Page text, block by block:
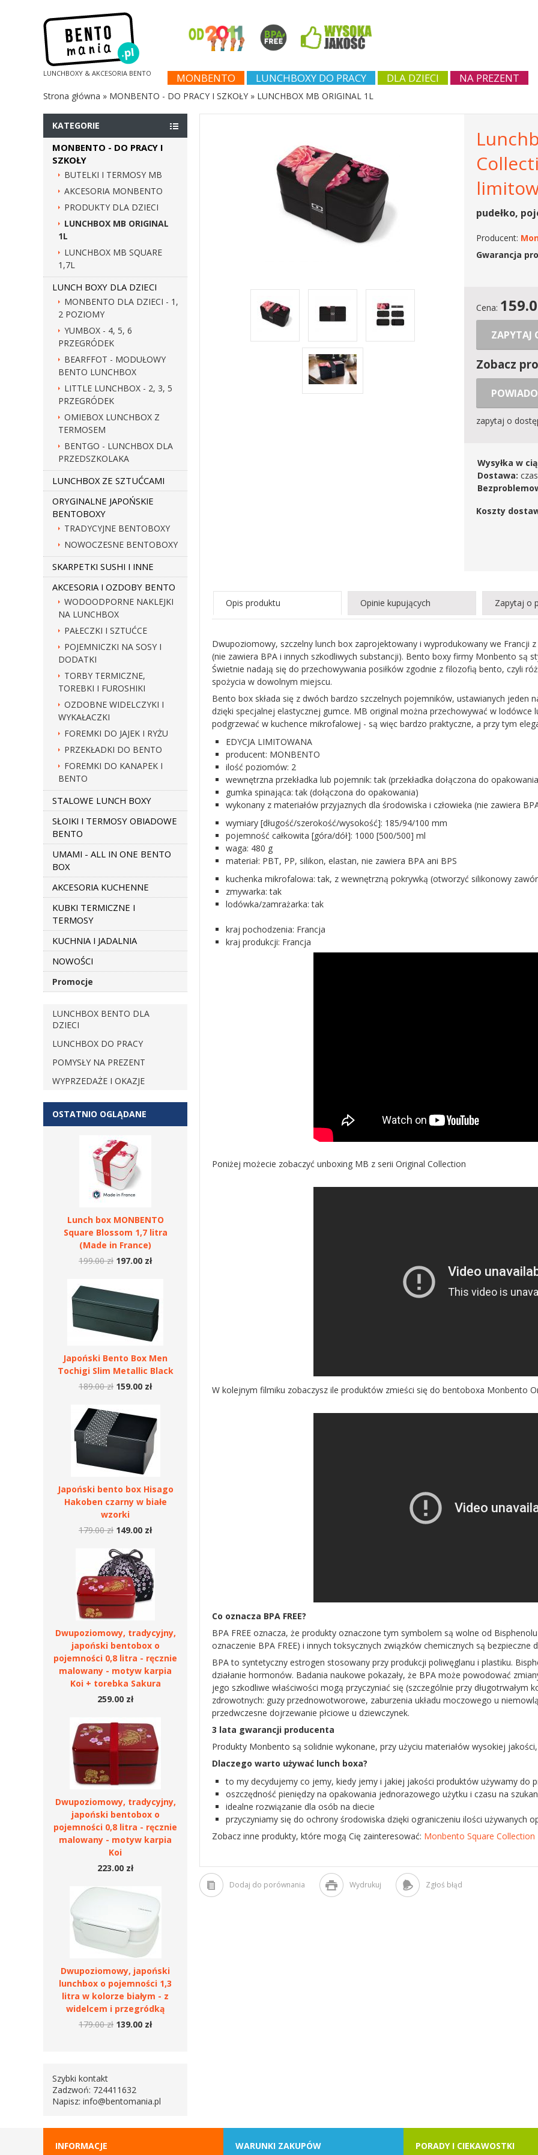
LUNCHBOXY & AKCESORIA BENTO MONBENTO LUNCHBOXY DO PRACY DLA DZIECI NA PREZENT
Strona główna » MONBENTO - DO PRACY I SZKOŁY » LUNCHBOX MB ORIGINAL 1L
KATEGORIE
MONBENTO - DO PRACY I
SZKOŁY
BUTELKI I TERMOSY MB
AKCESORIA MONBENTO
PRODUKTY DLA DZIECI
LUNCHBOX MB ORIGINAL
1L
LUNCHBOX MB SQUARE
1,7L
LUNCH BOXY DLA DZIECI
MONBENTO DLA DZIECI - 1,
2 POZIOMY
YUMBOX - 4, 5, 6
PRZEGRÓDEK
BEARFFOT - MODUŁOWY
BENTO LUNCHBOX
LITTLE LUNCHBOX - 2, 3, 5
PRZEGRÓDEK
OMIEBOX LUNCHBOX Z
TERMOSEM
BENTGO - LUNCHBOX DLA
PRZEDSZKOLAKA
LUNCHBOX ZE SZTUĆCAMI
ORYGINALNE JAPOŃSKIE
BENTOBOXY
TRADYCYJNE BENTOBOXY
NOWOCZESNE BENTOBOXY
SKARPETKI SUSHI I INNE
AKCESORIA I OZDOBY BENTO
WODOODPORNE NAKLEJKI
NA LUNCHBOX
PAŁECZKI I SZTUĆCE
POJEMNICZKI NA SOSY I
DODATKI
TORBY TERMICZNE,
TOREBKI I FUROSHIKI
OZDOBNE WIDELCZYKI I
WYKAŁACZKI
FOREMKI DO JAJEK I RYŻU
PRZEKŁADKI DO BENTO
FOREMKI DO KANAPEK I
BENTO
STALOWE LUNCH BOXY
SŁOIKI I TERMOSY OBIADOWE
BENTO
UMAMI - ALL IN ONE BENTO
BOX
AKCESORIA KUCHENNE
KUBKI TERMICZNE I
TERMOSY
KUCHNIA I JADALNIA
NOWOŚCI
Promocje
LUNCHBOX BENTO DLA
DZIECI
LUNCHBOX DO PRACY
POMYSŁY NA PREZENT
WYPRZEDAŻE I OKAZJE
pudełko,
Producent:
Gwarancja
Cena:
ZAPYTAJ
Zobacz
zapytaj o
Wysyłka w
Dostawa:
Koszty
Opis produktu Opinie kupujących Zapytaj o
Dwupoziomowy, szczelny lunch box zaprojektowany i wyprodukowany we Francji
(nie zawiera BPA i innych szkodliwych substancji). Bento boxy firmy Monbento są
Świetnie nadają się do przechowywania posiłków zgodnie z filozofią bento, czyli
spożycia w dowolnym miejscu.
Bento box składa się z dwóch bardzo szczelnych pojemników, ustawianych jeden
dzięki specjalnej elastycznej gumce. MB original można przechowywać w
podgrzewać w kuchence mikrofalowej - są więc bardzo praktyczne, a przy tym
EDYCJA LIMITOWANA
producent: MONBENTO
ilość poziomów: 2
wewnętrzna przekładka lub pojemnik: tak (przekładka dołączona do
gumka spinająca: tak (dołączona do opakowania)
wykonany z materiałów przyjaznych dla środowiska i człowieka (nie zawiera
wymiary [długość/szerokość/wysokość]: 185/94/100 mm
pojemność całkowita [góra/dół]: 1000 [500/500] ml
waga: 480 g
materiał: PBT, PP, silikon, elastan, nie zawiera BPA ani BPS
kuchenka mikrofalowa: tak, z wewnętrzną pokrywką (otworzyć silikonowy
zmywarka: tak
lodówka/zamrażarka: tak
kraj pochodzenia: Francja
kraj produkcji: Francja
Poniżej możecie zobaczyć unboxing MB z serii Original Collection
W kolejnym filmiku zobaczysz ile produktów zmieści się do bentoboxa Monbento
Co oznacza BPA FREE?
BPA FREE oznacza, że produkty oznaczone tym symbolem są wolne od
oznaczenie BPA FREE) i innych toksycznych związków chemicznych są bezpieczne
BPA to syntetyczny estrogen stosowany przy produkcji poliwęglanu i plastiku.
działanie hormonów. Badania naukowe pokazały, że BPA może powodować
jego szkodliwe właściwości mogą przyczyniać się (szczególnie przy
zdrowotnych: guzy przednowotworowe, zaburzenia układu moczowego u
przedwczesne dojrzewanie płciowe u dziewczynek.
3 lata gwarancji producenta
Produkty Monbento są solidnie wykonane, przy użyciu materiałów wysokiej
Dlaczego warto używać lunch boxa?
to my decydujemy co jemy, kiedy jemy i jakiej jakości produktów używamy do
oszczędność pieniędzy na opakowania jednorazowego użytku i czasu na
idealne rozwiązanie dla osób na diecie
przyczyniamy się do ochrony środowiska dzięki ograniczeniu ilości używanych
Zobacz inne produkty, które mogą Cię zainteresować: Monbento Square Collection
Dodaj do porównania Wydrukuj Zgłoś błąd
OSTATNIO OGLĄDANE
Lunch box MONBENTO
Square Blossom 1,7 litra
(Made in France)
199.00 zł 197.00 zł
Japoński Bento Box Men
Tochigi Slim Metallic Black
189.00 zł 159.00 zł
Japoński bento box Hisago
Hakoben czarny w białe
wzorki
179.00 zł 149.00 zł
Dwupoziomowy, tradycyjny,
japoński bentobox o
pojemności 0,8 litra - ręcznie
malowany - motyw karpia
Koi + torebka Sakura
259.00 zł
Dwupoziomowy, tradycyjny,
japoński bentobox o
pojemności 0,8 litra - ręcznie
malowany - motyw karpia
Koi
223.00 zł
Dwupoziomowy, japoński
lunchbox o pojemności 1,3
litra w kolorze białym - z
widelcem i przegródką
179.00 zł 139.00 zł
Szybki kontakt
Zadzwoń: 724411632
Napisz: info@bentomania.pl
INFORMACJE WARUNKI ZAKUPÓW PORADY I CIEKAWOSTKI